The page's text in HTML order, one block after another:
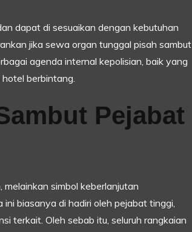
dapat di sesuaikan dengan kebutuhan
jika sewa organ tunggal pisah sambut
agenda internal kepolisian, baik yang
berbintang.
Pejabat
simbol keberlanjutan
biasanya di hadiri oleh pejabat tinggi,
terkait. Oleh sebab itu, seluruh rangkaian